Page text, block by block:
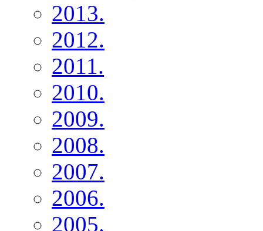
2013.
2012.
2011.
2010.
2009.
2008.
2007.
2006.
2005.